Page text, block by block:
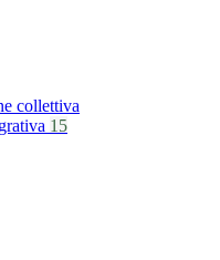
collettiva
15